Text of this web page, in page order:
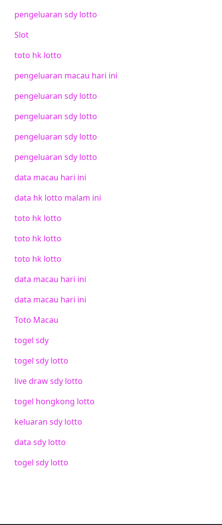
pengeluaran sdy lotto
Slot
toto hk lotto
pengeluaran macau hari ini
pengeluaran sdy lotto
pengeluaran sdy lotto
pengeluaran sdy lotto
pengeluaran sdy lotto
data macau hari ini
data hk lotto malam ini
toto hk lotto
toto hk lotto
toto hk lotto
data macau hari ini
data macau hari ini
Toto Macau
togel sdy
togel sdy lotto
live draw sdy lotto
togel hongkong lotto
keluaran sdy lotto
data sdy lotto
togel sdy lotto